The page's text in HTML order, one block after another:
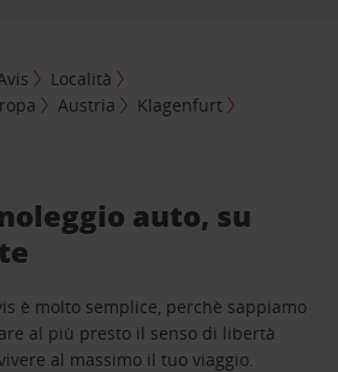
Località
Austria
Klagenfurt
auto, su
è molto semplice, perchè sappiamo
al più presto il senso di libertà
al massimo il tuo viaggio.